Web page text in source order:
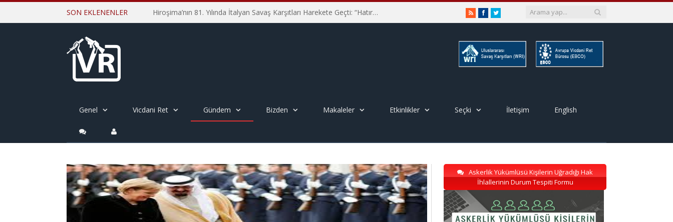
SON EKLENENLER Hiroşima’nın 81. Yılında İtalyan Savaş Karşıtları Harekete Geçti: “Hatırlamak yeterli değil” RSSFacebookTwitter
Genel Vicdani Ret Gündem Bizden Makaleler Etkinlikler Seçki İletişim English
Askerlik Yükümlüsü Kişilerin Uğradığı Hak
İhlallerinin Durum Tespiti Formu